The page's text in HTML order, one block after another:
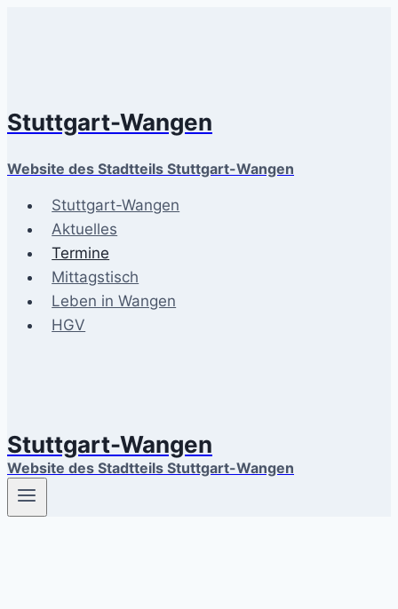
Stuttgart-Wangen
Website des Stadtteils Stuttgart-Wangen
Stuttgart-Wangen
Aktuelles
Termine
Mittagstisch
Leben in Wangen
HGV
Stuttgart-Wangen
Website des Stadtteils Stuttgart-Wangen